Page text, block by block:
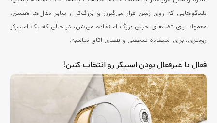
بلندگوهایی که روی زمین قرار می‌گیرن و بزرگ‌تر از سایر مدل‌ها هستن،
معمولا برای فضاهای خیلی بزرگ استفاده می‌شن. در حالی که یک اسپیکر
رومیزی، برای استفاده شخصی و فضای اتاق مناسبه.
فعال یا غیرفعال بودن اسپیکر رو انتخاب کنین!